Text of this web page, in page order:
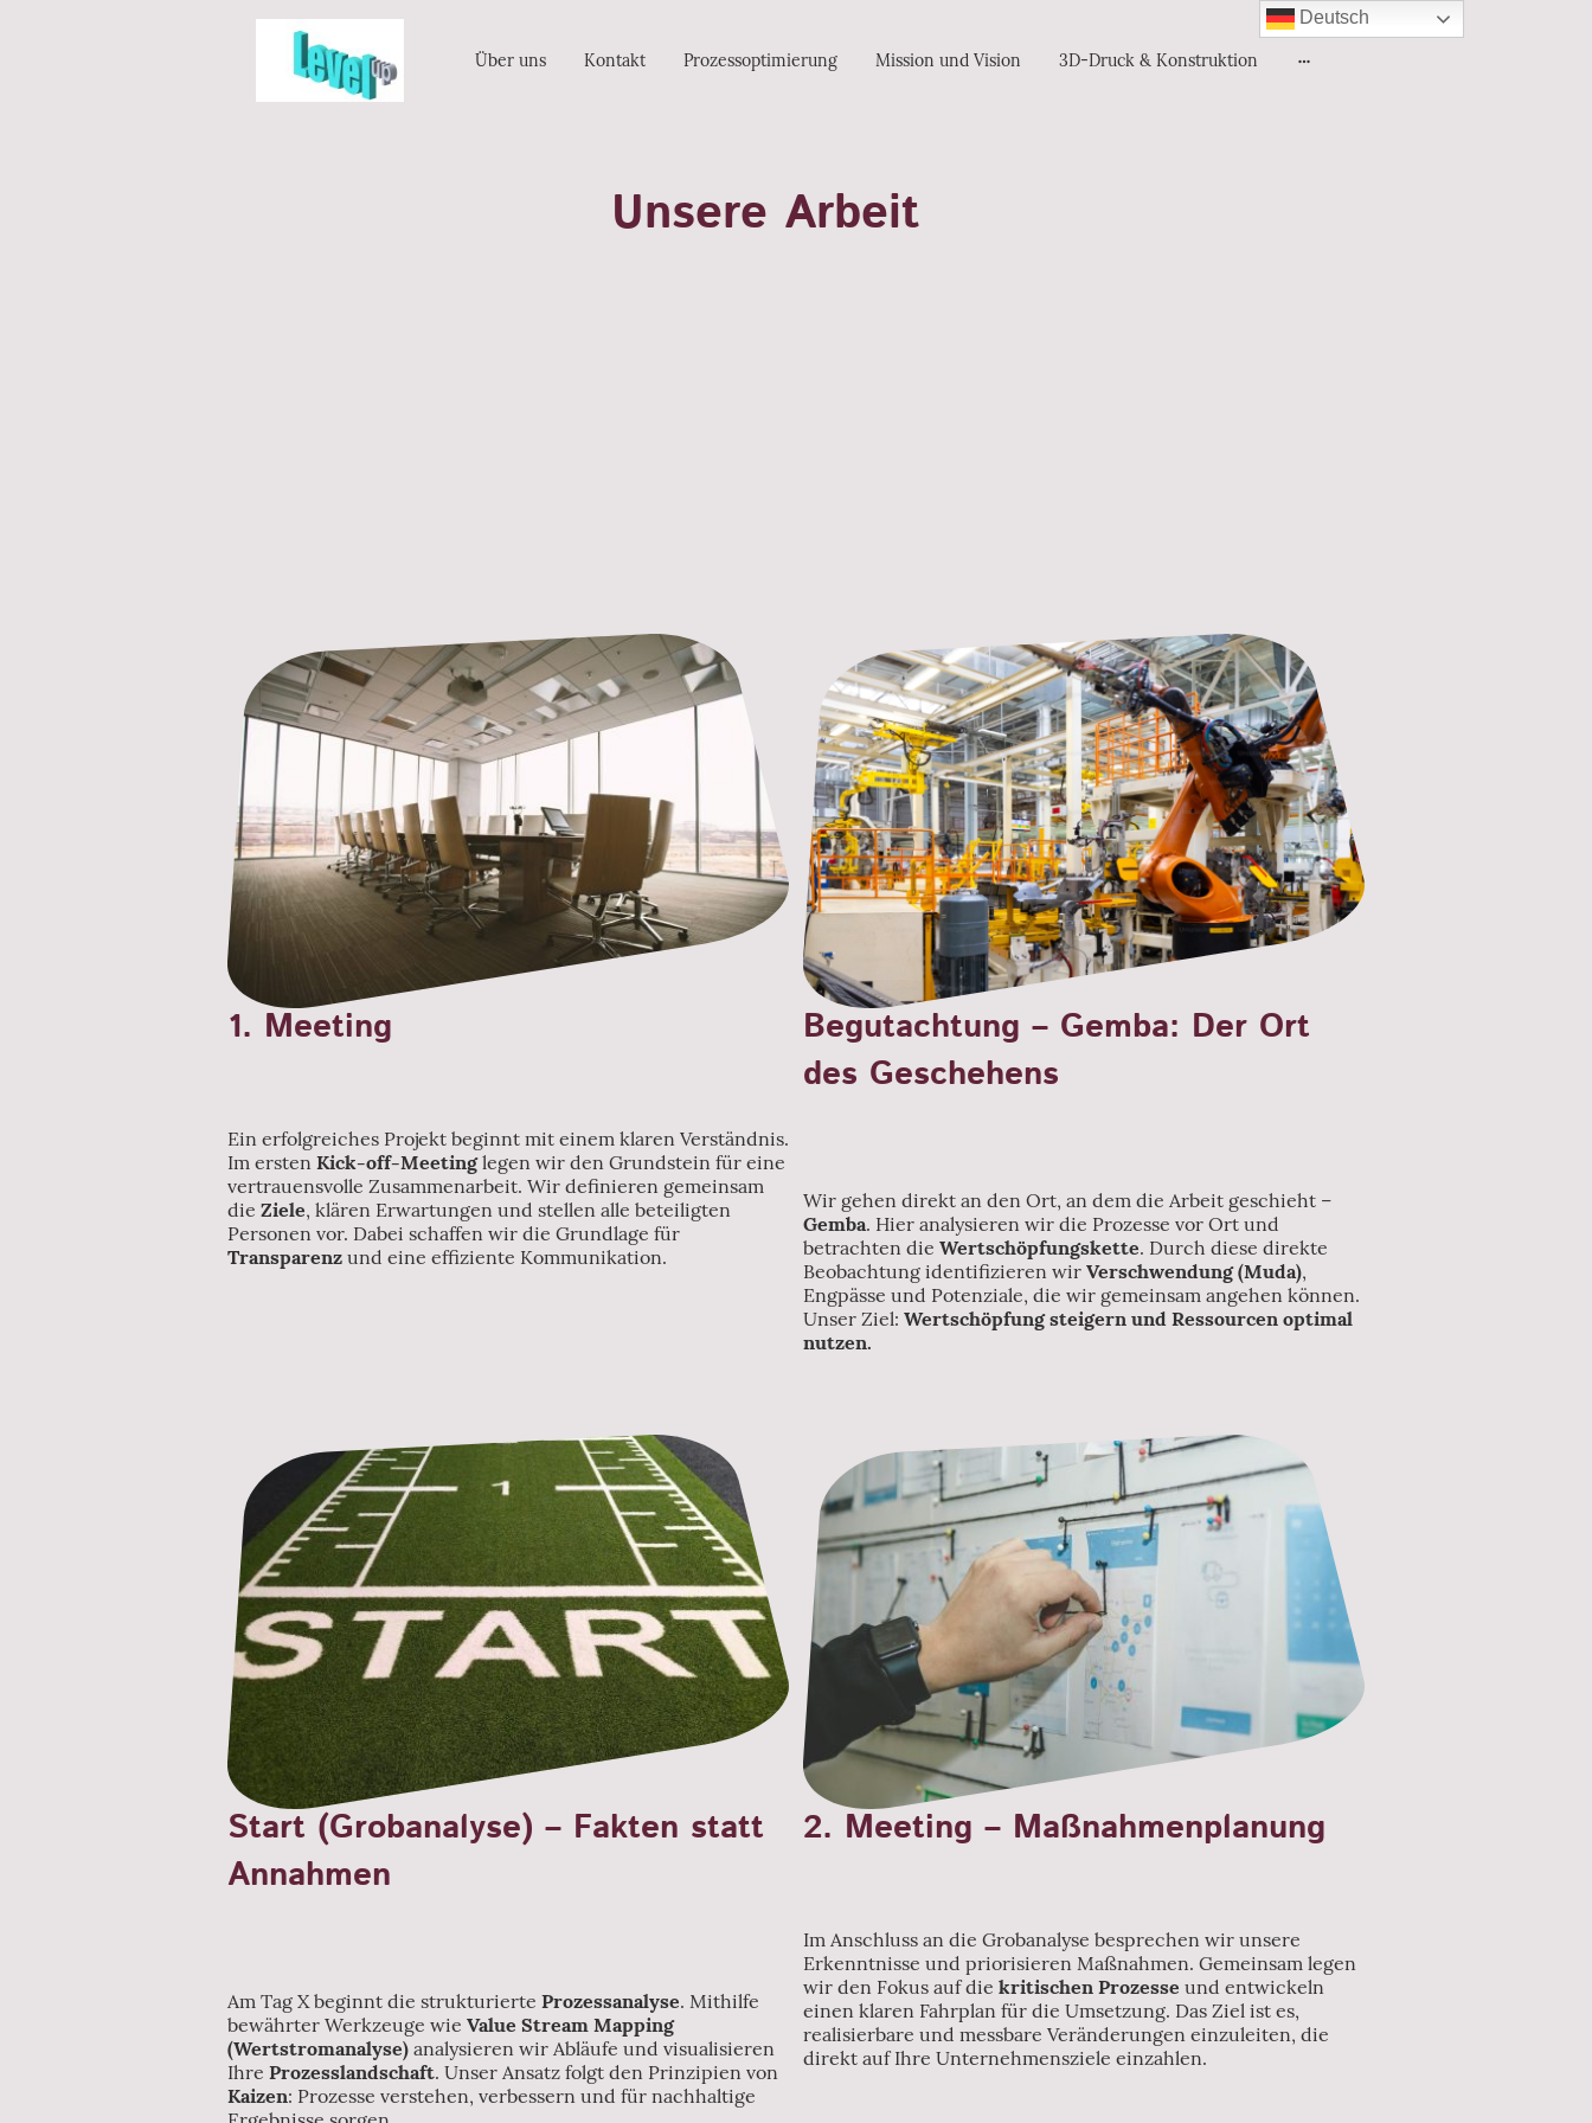
Über uns Kontakt Prozessoptimierung Mission und Vision 3D-Druck & Konstruktion
Unsere Arbeit
1. Meeting
Ein erfolgreiches Projekt beginnt mit einem klaren Verständnis.
Im ersten Kick-off-Meetinglegen wir den Grundstein für eine
vertrauensvolle Zusammenarbeit. Wir definieren gemeinsam
die Ziele, klären Erwartungen und stellen alle beteiligten
Personen vor. Dabei schaffen wir die Grundlage für
Transparenz und eine effiziente Kommunikation.
Begutachtung – Gemba: Der Ort
des Geschehens
Wir gehen direkt an den Ort, an dem die Arbeit geschieht –
Gemba. Hier analysieren wir die Prozesse vor Ort und
betrachten die Wertschöpfungskette. Durch diese direkte
Beobachtung identifizieren wir Verschwendung (Muda),
Engpässe und Potenziale, die wir gemeinsam angehen können.
Unser Ziel: Wertschöpfung steigern und Ressourcen optimal
nutzen.
Start (Grobanalyse) – Fakten statt
Annahmen
Am Tag X beginnt die strukturierte Prozessanalyse. Mithilfe
bewährter Werkzeuge wie Value Stream Mapping
(Wertstromanalyse) analysieren wir Abläufe und visualisieren
Ihre Prozesslandschaft. Unser Ansatz folgt den Prinzipien von
Kaizen: Prozesse verstehen, verbessern und für nachhaltige
2. Meeting – Maßnahmenplanung
Im Anschluss an die Grobanalyse besprechen wir unsere
Erkenntnisse und priorisieren Maßnahmen. Gemeinsam legen
wir den Fokus auf die kritischen Prozesse und entwickeln
einen klaren Fahrplan für die Umsetzung. Das Ziel ist es,
realisierbare und messbare Veränderungen einzuleiten, die
direkt auf Ihre Unternehmensziele einzahlen.
Deutsch